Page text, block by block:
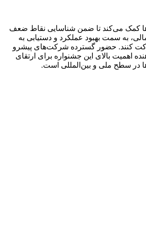
کمک می‌کند تا ضمن شناسایی نقاط ضعف
به سمت بهبود عملکرد و دستیابی به
کنند. حضور گسترده شرکت‌های پیشرو
اهمیت بالای این جشنواره برای ارتقای
در سطح ملی و بین‌المللی است.